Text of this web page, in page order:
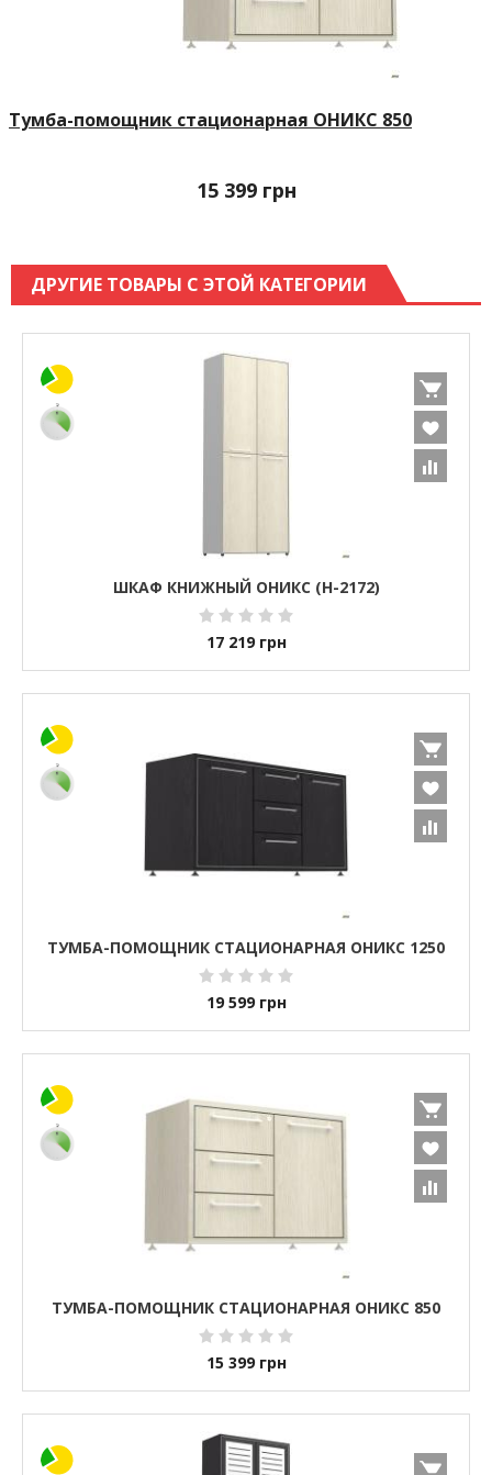
Тумба-помощник стационарная ОНИКС 850
15 399 грн
ДРУГИЕ ТОВАРЫ С ЭТОЙ КАТЕГОРИИ
ШКАФ КНИЖНЫЙ ОНИКС (H-2172)
17 219 грн
ТУМБА-ПОМОЩНИК СТАЦИОНАРНАЯ ОНИКС 1250
19 599 грн
ТУМБА-ПОМОЩНИК СТАЦИОНАРНАЯ ОНИКС 850
15 399 грн